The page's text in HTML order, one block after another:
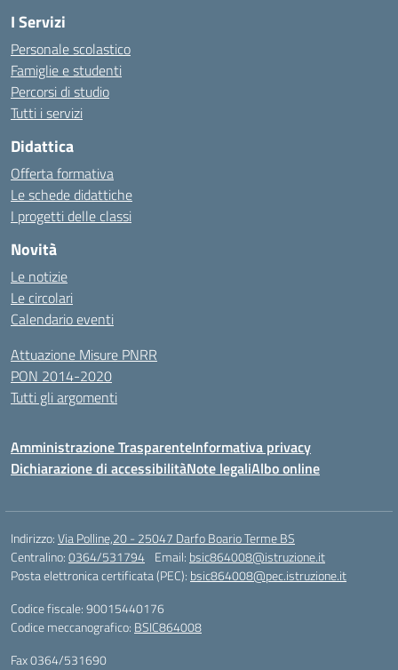
I Servizi
Personale scolastico
Famiglie e studenti
Percorsi di studio
Tutti i servizi
Didattica
Offerta formativa
Le schede didattiche
I progetti delle classi
Novità
Le notizie
Le circolari
Calendario eventi
Attuazione Misure PNRR
PON 2014-2020
Tutti gli argomenti
Amministrazione TrasparenteInformativa privacy
Dichiarazione di accessibilitàNote legaliAlbo online
Indirizzo:Via Polline,20 - 25047 Darfo Boario Terme BS
Centralino:0364/531794 Email: bsic864008@istruzione.it
Posta elettronica certificata (PEC): bsic864008@pec.istruzione.it
Codice fiscale: 90015440176
Codice meccanografico: BSIC864008
Fax 0364/531690